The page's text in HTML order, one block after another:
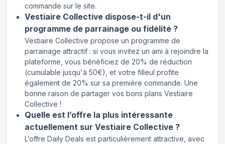
commande sur le site.
Vestiaire Collective dispose-t-il d'un
programme de parrainage ou fidélité ?
Vestiaire Collective propose un programme de
parrainage attractif : si vous invitez un ami à rejoindre la
plateforme, vous bénéficiez de 20% de réduction
(cumulable jusqu'à 50€), et votre filleul profite
également de 20% sur sa première commande. Une
bonne raison de partager vos bons plans Vestiaire
Collective !
Quelle est l’offre la plus intéressante
actuellement sur Vestiaire Collective ?
L’offre Daily Deals est particulièrement attractive, avec